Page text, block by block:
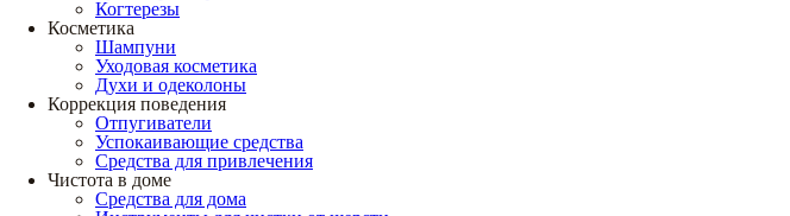
Когтерезы
Косметика
Шампуни
Уходовая косметика
Духи и одеколоны
Коррекция поведения
Отпугиватели
Успокаивающие средства
Средства для привлечения
Чистота в доме
Средства для дома